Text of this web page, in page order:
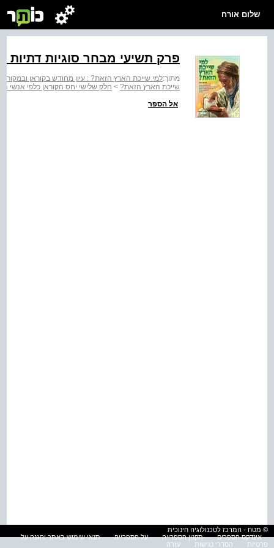
שלום אורח
פרק תשיעי מבחר סוגיות דתיות
מתוך:למי שייכת הארץ הזאת? : עיון מחודש בקוראן
שייכת הארץ הזאת? > חלק שלישי יחס הקוראן כלפי אנשי
אל הספר
© מטח - המרכז לטכנולוגיה חינוכית
אינדקס הספרים
תקנון הספרייה על הספרייה
תנאי שימוש באתר והגנה על
פרטיות
הסדרי נגישות עזרה